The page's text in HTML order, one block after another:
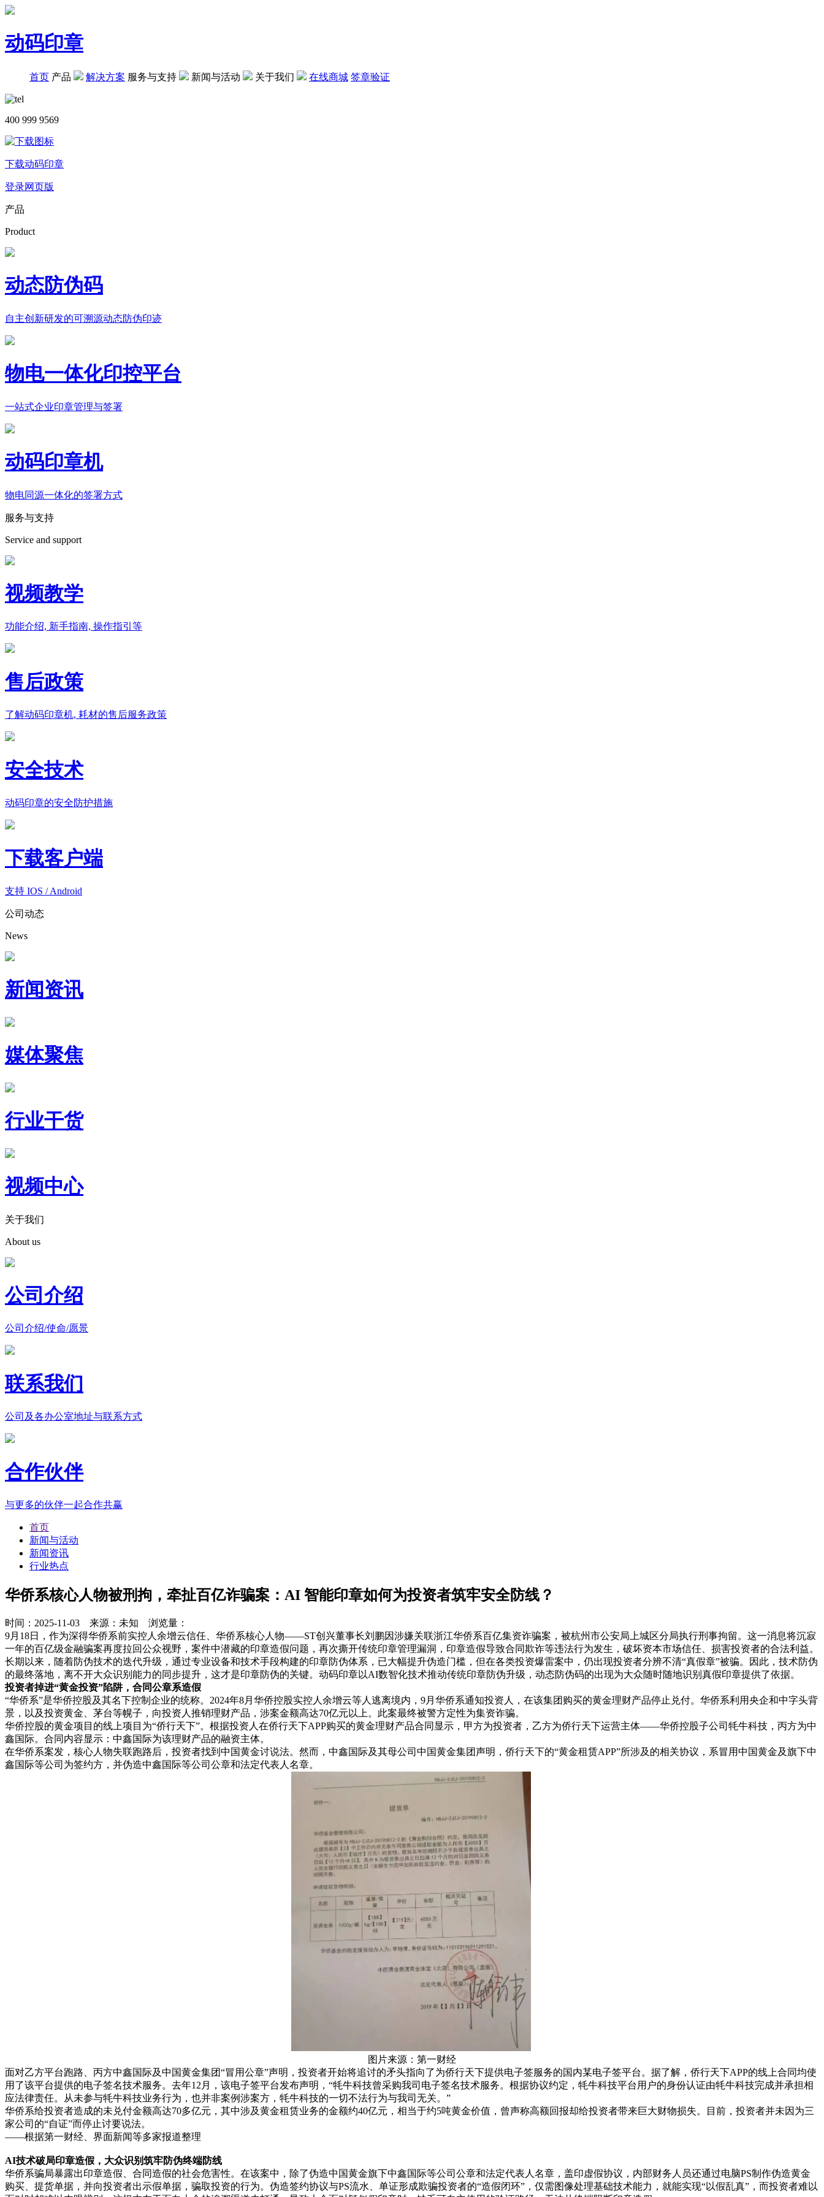
动码印章
首页 产品 解决方案 服务与支持 新闻与活动 关于我们 在线商城 签章验证
400 999 9569
下载动码印章
登录网页版
产品
Product
动态防伪码
自主创新研发的可溯源动态防伪印迹
物电一体化印控平台
一站式企业印章管理与签署
动码印章机
物电同源一体化的签署方式
服务与支持
Service and support
视频教学
功能介绍, 新手指南, 操作指引等
售后政策
了解动码印章机, 耗材的售后服务政策
安全技术
动码印章的安全防护措施
下载客户端
支持 IOS / Android
公司动态
News
新闻资讯
媒体聚焦
行业干货
视频中心
关于我们
About us
公司介绍
公司介绍/使命/愿景
联系我们
公司及各办公室地址与联系方式
合作伙伴
与更多的伙伴一起合作共赢
首页
新闻与活动
新闻资讯
行业热点
华侨系核心人物被刑拘，牵扯百亿诈骗案：AI 智能印章如何为投资者筑牢安全防线？
时间：2025-11-03 来源：未知 浏览量：
9月18日，作为深得华侨系前实控人余增云信任、华侨系核心人物——ST创兴董事长刘鹏因涉嫌关联浙江华侨系百亿集资诈骗案，被杭州市公安局上城区分局执行刑事拘留。这一消息将沉寂
一年的百亿级金融骗案再度拉回公众视野，案件中潜藏的印章造假问题，再次撕开传统印章管理漏洞，印章造假导致合同欺诈等违法行为发生，破坏资本市场信任、损害投资者的合法利益。
长期以来，随着防伪技术的迭代升级，通过专业设备和技术手段构建的印章防伪体系，已大幅提升伪造门槛，但在各类投资爆雷案中，仍出现投资者分辨不清“真假章”被骗。因此，技术防伪
的最终落地，离不开大众识别能力的同步提升，这才是印章防伪的关键。动码印章以AI数智化技术推动传统印章防伪升级，动态防伪码的出现为大众随时随地识别真假印章提供了依据。
投资者掉进“黄金投资”陷阱，合同公章系造假
“华侨系”是华侨控股及其名下控制企业的统称。2024年8月华侨控股实控人余增云等人逃离境内，9月华侨系通知投资人，在该集团购买的黄金理财产品停止兑付。华侨系利用央企和中字头背
景，以及投资黄金、茅台等幌子，向投资人推销理财产品，涉案金额高达70亿元以上。此案最终被警方定性为集资诈骗。
华侨控股的黄金项目的线上项目为“侨行天下”。根据投资人在侨行天下APP购买的黄金理财产品合同显示，甲方为投资者，乙方为侨行天下运营主体——华侨控股子公司牦牛科技，丙方为中
鑫国际。合同内容显示：中鑫国际为该理财产品的融资主体。
在华侨系案发，核心人物失联跑路后，投资者找到中国黄金讨说法。然而，中鑫国际及其母公司中国黄金集团声明，侨行天下的“黄金租赁APP”所涉及的相关协议，系冒用中国黄金及旗下中
鑫国际等公司为签约方，并伪造中鑫国际等公司公章和法定代表人名章。
图片来源：第一财经
面对乙方平台跑路、丙方中鑫国际及中国黄金集团“冒用公章”声明，投资者开始将追讨的矛头指向了为侨行天下提供电子签服务的国内某电子签平台。据了解，侨行天下APP的线上合同均使
用了该平台提供的电子签名技术服务。去年12月，该电子签平台发布声明，“牦牛科技曾采购我司电子签名技术服务。根据协议约定，牦牛科技平台用户的身份认证由牦牛科技完成并承担相
应法律责任。从未参与牦牛科技业务行为，也并非案例涉案方，牦牛科技的一切不法行为与我司无关。”
华侨系给投资者造成的未兑付金额高达‌70多亿元‌，其中涉及黄金租赁业务的金额约‌40亿元，相当于约5吨黄金价值，曾声称高额回报却给投资者带来巨大财物损失。目前，投资者并未因为三
家公司的“自证”而停止讨要说法。
——根据第一财经、界面新闻等多家报道整理
AI技术破局印章造假，大众识别筑牢防伪终端防线
华侨系骗局暴露出印章造假、合同造假的社会危害性。在该案中，除了伪造中国黄金旗下中鑫国际等公司公章和法定代表人名章，盖印虚假协议，内部财务人员还通过电脑PS制作伪造黄金
购买、提货单据，并向投资者出示假单据，骗取投资的行为。伪造签约协议与PS流水、单证形成欺骗投资者的“造假闭环”，仅需图像处理基础技术能力，就能实现“以假乱真”，而投资者难以